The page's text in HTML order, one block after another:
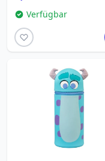
Verfügbar